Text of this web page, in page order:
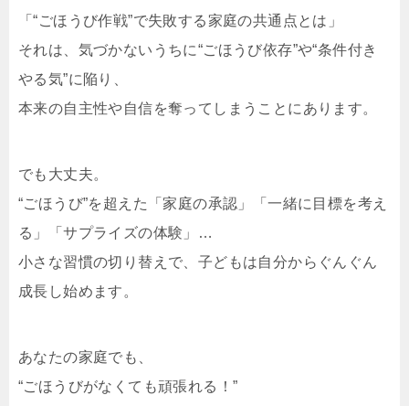
「“ごほうび作戦”で失敗する家庭の共通点とは」
それは、気づかないうちに“ごほうび依存”や“条件付き
やる気”に陥り、
本来の自主性や自信を奪ってしまうことにあります。
でも大丈夫。
“ごほうび”を超えた「家庭の承認」「一緒に目標を考え
る」「サプライズの体験」…
小さな習慣の切り替えで、子どもは自分からぐんぐん
成長し始めます。
あなたの家庭でも、
“ごほうびがなくても頑張れる！”